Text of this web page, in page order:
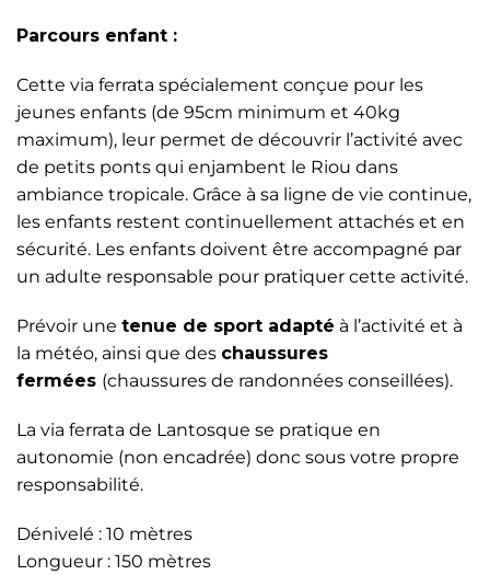
Parcours enfant :
Cette via ferrata spécialement conçue pour les
jeunes enfants (de 95cm minimum et 40kg
maximum), leur permet de découvrir l’activité avec
de petits ponts qui enjambent le Riou dans
ambiance tropicale. Grâce à sa ligne de vie continue,
les enfants restent continuellement attachés et en
sécurité. Les enfants doivent être accompagné par
un adulte responsable pour pratiquer cette activité.
Prévoir une tenue de sport adapté à l’activité et à
la météo, ainsi que des chaussures
fermées (chaussures de randonnées conseillées).
La via ferrata de Lantosque se pratique en
autonomie (non encadrée) donc sous votre propre
responsabilité.
Dénivelé : 10 mètres
Longueur : 150 mètres